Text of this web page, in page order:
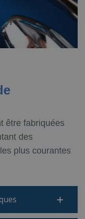
être fabriquées
des
plus courantes